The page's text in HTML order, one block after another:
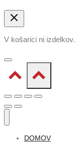
V košarici ni izdelkov.
DOMOV